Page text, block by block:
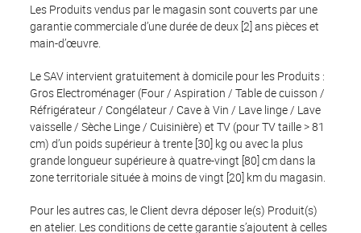
Les Produits vendus par le magasin sont couverts par une
garantie commerciale d’une durée de deux [2] ans pièces et
main-d’œuvre.
Le SAV intervient gratuitement à domicile pour les Produits :
Gros Electroménager (Four / Aspiration / Table de cuisson /
Réfrigérateur / Congélateur / Cave à Vin / Lave linge / Lave
vaisselle / Sèche Linge / Cuisinière) et TV (pour TV taille > 81
cm) d’un poids supérieur à trente [30] kg ou avec la plus
grande longueur supérieure à quatre-vingt [80] cm dans la
zone territoriale située à moins de vingt [20] km du magasin.
Pour les autres cas, le Client devra déposer le(s) Produit(s)
en atelier. Les conditions de cette garantie s’ajoutent à celles